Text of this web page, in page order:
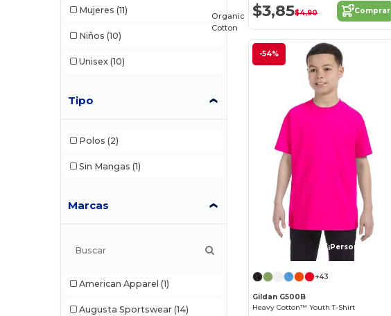
Mujeres (11)
Niños (10)
Unisex (10)
Tipo
Polos (2)
Sin Mangas (1)
Marcas
American Apparel (1)
Augusta Sportswear (14)
$3,85$4,90 Comprar
-54%
Organic
Cotton
¡Personalízalo!
+43
Gildan G500B
Heavy Cotton™ Youth T-Shirt